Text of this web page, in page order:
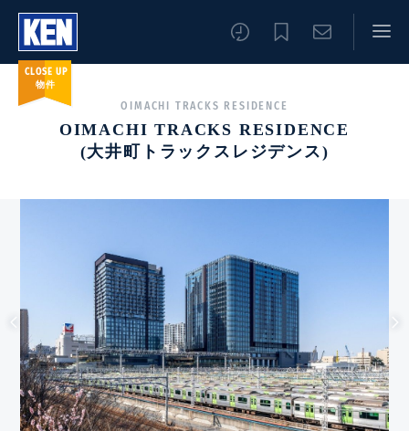
CLOSE UP
物件
OIMACHI TRACKS RESIDENCE
OIMACHI TRACKS RESIDENCE
(大井町トラックスレジデンス)